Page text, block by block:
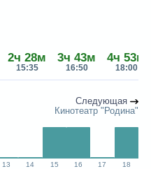
2ч 28м
15:35
3ч 43м
16:50
4ч 53м
18:00
Следующая
Кинотеатр "Родина"
13 14 15 16 17 18